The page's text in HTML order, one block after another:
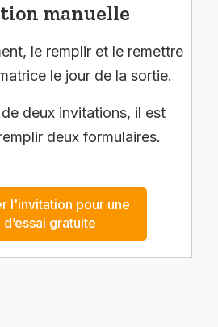
manuelle
le remplir et le remettre
le jour de la sortie.
deux invitations, il est
deux formulaires.
l'invitation pour une
gratuite